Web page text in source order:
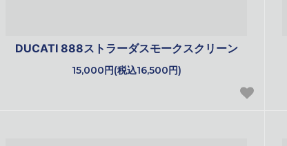
DUCATI 888ストラーダスモークスクリーン
15,000円(税込16,500円)